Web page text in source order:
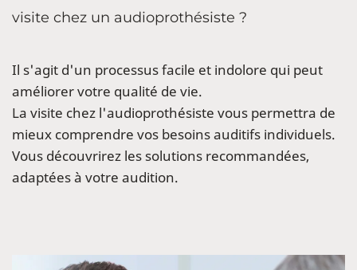
visite chez un audioprothésiste ?
Il s'agit d'un processus facile et indolore qui peut
améliorer votre qualité de vie.
La visite chez l'audioprothésiste vous permettra de
mieux comprendre vos besoins auditifs individuels.
Vous découvrirez les solutions recommandées,
adaptées à votre audition.